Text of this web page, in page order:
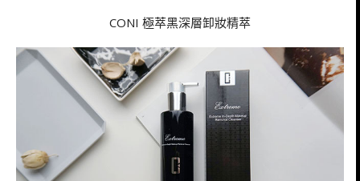
CONI 極萃黑深層卸妝精萃